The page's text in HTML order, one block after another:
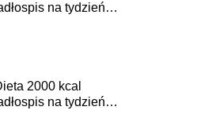
na tydzień –
2000 kcal
na tydzień –